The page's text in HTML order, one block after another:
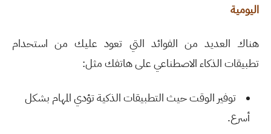
اليومية
هناك العديد من الفوائد التي تعود عليك من استحدام
تطبيقات الذكاء الاصطناعي على هاتفك مثل:
توفير الوقت حيث التطبيقات الذكية تؤدي المهام بشكل
أسرع.